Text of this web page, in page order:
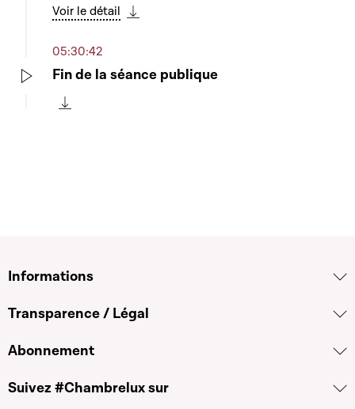
Voir le détail
05:30:42
Fin de la séance publique
Informations
Transparence / Légal
Abonnement
Suivez #Chambrelux sur